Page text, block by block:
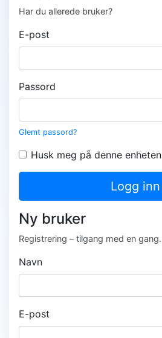
Har du allerede bruker?
E-post
Passord
Glemt passord?
Husk meg på denne enheten
Logg inn
Ny bruker
Registrering – tilgang med en gang.
Navn
E-post